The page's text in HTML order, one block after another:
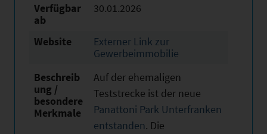
Verfügbar
ab
30.01.2026
Website
Externer Link zur
Gewerbeimmobilie
Beschreib
ung /
besondere
Merkmale
Auf der ehemaligen
Teststrecke ist der neue
Panattoni Park Unterfranken
entstanden. Die